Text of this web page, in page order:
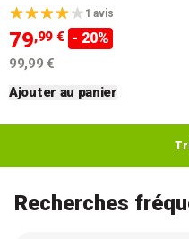
1 avis
79,99 € - 20%
99,99 €
Ajouter au panier
Recherches